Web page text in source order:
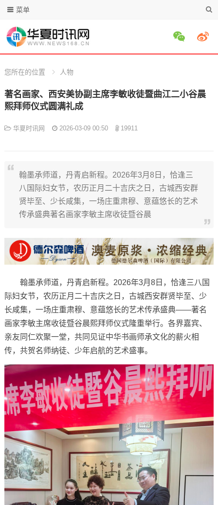
菜单
您所在的位置 人物
著名画家、西安美协副主席李敏收徒暨曲江二小谷晨
熙拜师仪式圆满礼成
华夏时讯网 2026-03-09 00:50 19911
翰墨承师道，丹青启新程。2026年3月8日，恰逢三
八国际妇女节，农历正月二十吉庆之日，古城西安群
贤毕至、少长咸集，一场庄重肃穆、意蕴悠长的艺术
传承盛典著名画家李敏主席收徒暨谷晨
翰墨承师道，丹青启新程。2026年3月8日，恰逢三八国
际妇女节，农历正月二十吉庆之日，古城西安群贤毕至、少
长咸集，一场庄重肃穆、意蕴悠长的艺术传承盛典——著名
画家李敏主席收徒暨谷晨熙拜师仪式隆重举行。各界嘉宾、
亲友同仁欢聚一堂，共同见证中华书画师承文化的薪火相
传，共贺名师纳徒、少年启航的艺术盛事。